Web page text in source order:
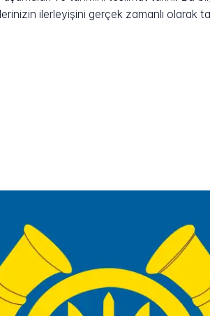
ilerleyişini gerçek zamanlı olarak